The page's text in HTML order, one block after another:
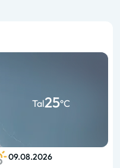
Tal25°C
09.08.2026